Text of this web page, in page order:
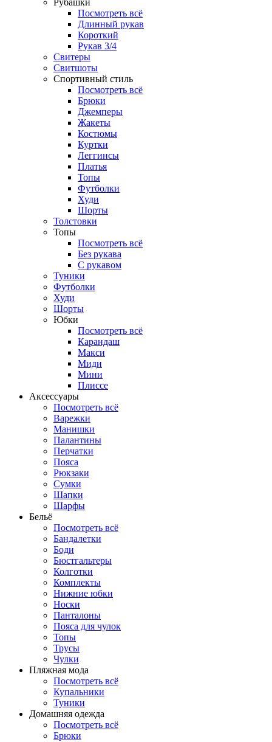
Посмотреть всё
Длинный рукав
Короткий
Рукав 3/4
Свитеры
Свитшоты
Спортивный стиль
Посмотреть всё
Брюки
Джемперы
Жакеты
Костюмы
Куртки
Леггинсы
Платья
Топы
Футболки
Худи
Шорты
Толстовки
Топы
Посмотреть всё
Без рукава
С рукавом
Туники
Футболки
Худи
Шорты
Юбки
Посмотреть всё
Карандаш
Макси
Миди
Мини
Плиссе
Аксессуары
Посмотреть всё
Варежки
Манишки
Палантины
Перчатки
Пояса
Рюкзаки
Сумки
Шапки
Шарфы
Бельё
Посмотреть всё
Бандалетки
Боди
Бюстгальтеры
Колготки
Комплекты
Нижние юбки
Носки
Панталоны
Поясa для чулок
Топы
Трусы
Чулки
Пляжная мода
Посмотреть всё
Купальники
Туники
Домашняя одежда
Посмотреть всё
Брюки